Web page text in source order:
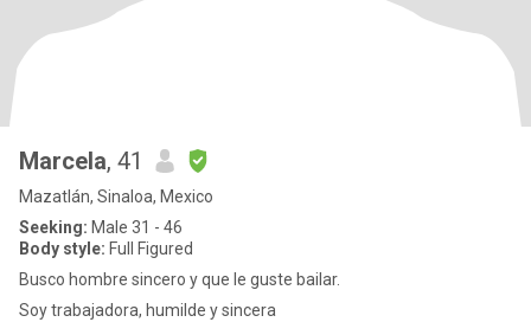
Marcela, 41
Mazatlán, Sinaloa, Mexico
Seeking: Male 31 - 46
Body style: Full Figured
Busco hombre sincero y que le guste bailar.
Soy trabajadora, humilde y sincera